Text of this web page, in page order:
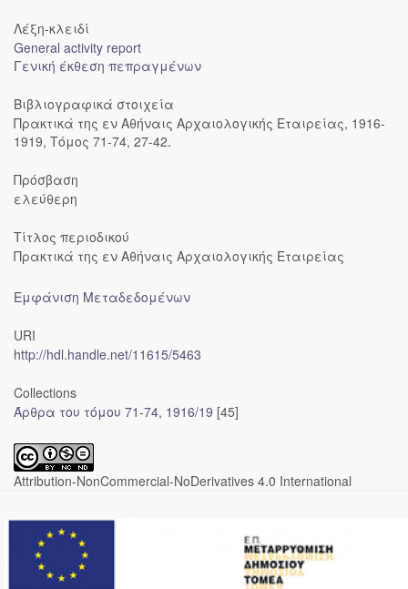
Λέξη-κλειδί
General activity report
Γενική έκθεση πεπραγμένων
Βιβλιογραφικά στοιχεία
Πρακτικά της εν Αθήναις Αρχαιολογικής Εταιρείας, 1916-
1919, Τόμος 71-74, 27-42.
Πρόσβαση
ελεύθερη
Τίτλος περιοδικού
Πρακτικά της εν Αθήναις Αρχαιολογικής Εταιρείας
Εμφάνιση Μεταδεδομένων
URI
http://hdl.handle.net/11615/5463
Collections
Άρθρα του τόμου 71-74, 1916/19 [45]
Attribution-NonCommercial-NoDerivatives 4.0 International